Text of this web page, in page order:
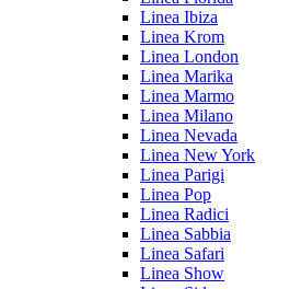
Linea Ibiza
Linea Krom
Linea London
Linea Marika
Linea Marmo
Linea Milano
Linea Nevada
Linea New York
Linea Parigi
Linea Pop
Linea Radici
Linea Sabbia
Linea Safari
Linea Show